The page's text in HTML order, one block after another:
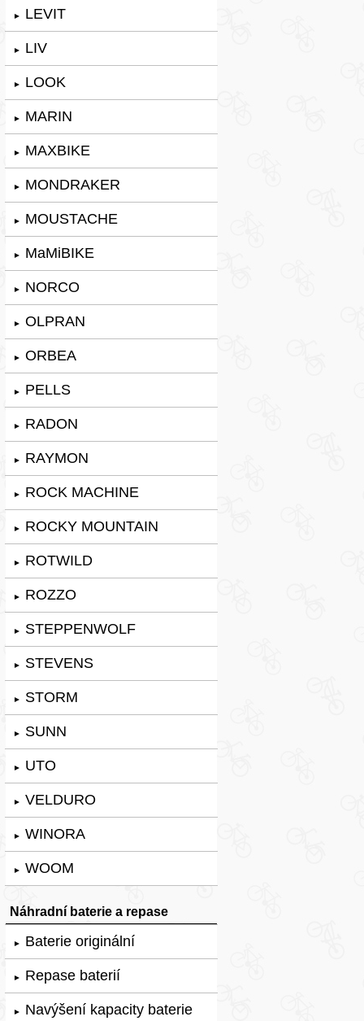
► LEVIT
► LIV
► LOOK
► MARIN
► MAXBIKE
► MONDRAKER
► MOUSTACHE
► MaMiBIKE
► NORCO
► OLPRAN
► ORBEA
► PELLS
► RADON
► RAYMON
► ROCK MACHINE
► ROCKY MOUNTAIN
► ROTWILD
► ROZZO
► STEPPENWOLF
► STEVENS
► STORM
► SUNN
► UTO
► VELDURO
► WINORA
► WOOM
Náhradní baterie a repase
► Baterie originální
► Repase baterií
► Navýšení kapacity baterie